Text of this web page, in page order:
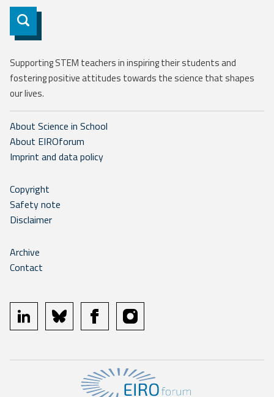
Subscribe
Supporting STEM teachers in inspiring their students and
fostering positive attitudes towards the science that shapes
our lives.
About Science in School
About EIROforum
Imprint and data policy
Copyright
Safety note
Disclaimer
Archive
Contact
linkedin bluesky facebookinstagram